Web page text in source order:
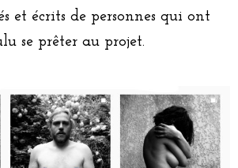
et écrits de personnes qui ont
se prêter au projet.